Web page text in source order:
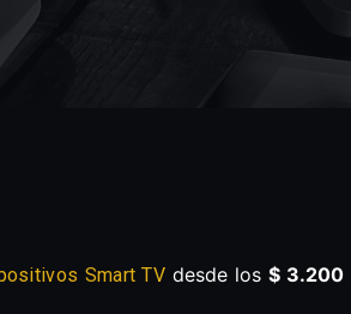
Smart TV desde los$ 3.200